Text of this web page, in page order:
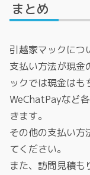
まとめ
引越家マックにつ
支払い方法が現金
ックでは現金はも
WeChatPayなど
きます。
その他の支払い方
てください。
また、訪問見積